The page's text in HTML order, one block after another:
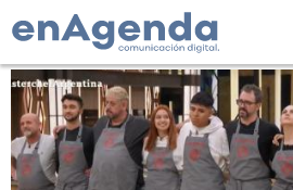
Tag: damian